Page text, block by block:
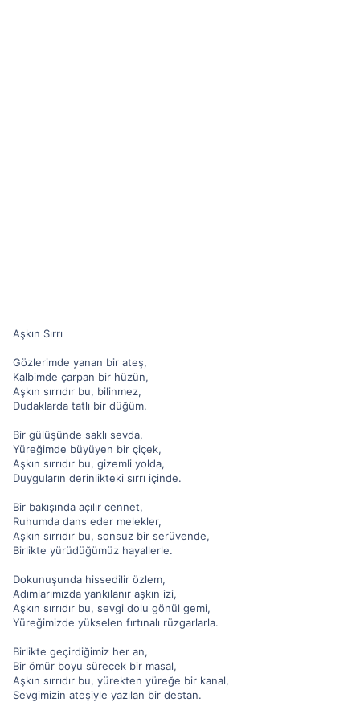
Aşkın Sırrı
Gözlerimde yanan bir ateş,
Kalbimde çarpan bir hüzün,
Aşkın sırrıdır bu, bilinmez,
Dudaklarda tatlı bir düğüm.
Bir gülüşünde saklı sevda,
Yüreğimde büyüyen bir çiçek,
Aşkın sırrıdır bu, gizemli yolda,
Duyguların derinlikteki sırrı içinde.
Bir bakışında açılır cennet,
Ruhumda dans eder melekler,
Aşkın sırrıdır bu, sonsuz bir serüvende,
Birlikte yürüdüğümüz hayallerle.
Dokunuşunda hissedilir özlem,
Adımlarımızda yankılanır aşkın izi,
Aşkın sırrıdır bu, sevgi dolu gönül gemi,
Yüreğimizde yükselen fırtınalı rüzgarlarla.
Birlikte geçirdiğimiz her an,
Bir ömür boyu sürecek bir masal,
Aşkın sırrıdır bu, yürekten yüreğe bir kanal,
Sevgimizin ateşiyle yazılan bir destan.